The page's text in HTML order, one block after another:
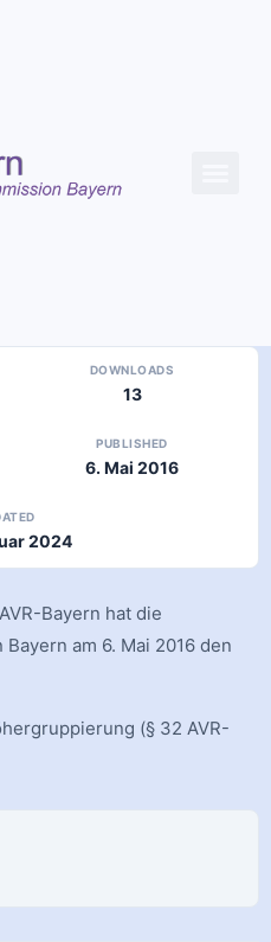
DOWNLOADS
13
PUBLISHED
6. Mai 2016
2024
Bayern hat die
am 6. Mai 2016 den
(§ 32 AVR-